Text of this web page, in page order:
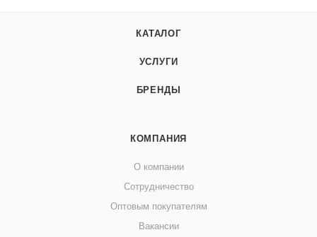
КАТАЛОГ
УСЛУГИ
БРЕНДЫ
КОМПАНИЯ
О компании
Сотрудничество
Оптовым покупателям
Вакансии